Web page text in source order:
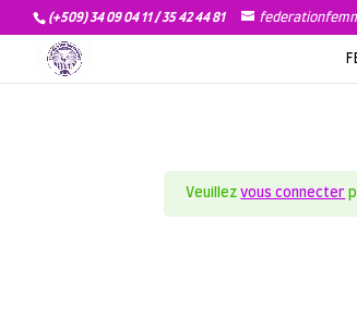
(+509) 34 09 04 11 / 35 42 44 81
Veuillezvous connecter